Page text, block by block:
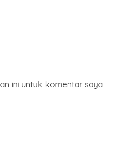
ini untuk komentar saya